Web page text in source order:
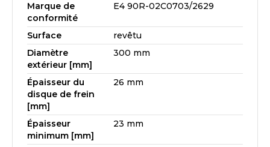
Marque de
conformité
E4 90R-02C0703/2629
Surface
revêtu
Diamètre
extérieur [mm]
300 mm
Épaisseur du
disque de frein
[mm]
26 mm
Épaisseur
minimum [mm]
23 mm